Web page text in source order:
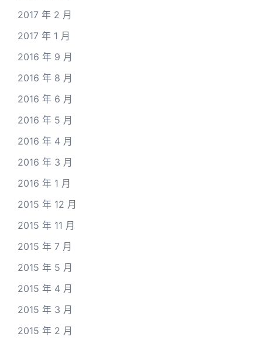
2017 年 2 月
2017 年 1 月
2016 年 9 月
2016 年 8 月
2016 年 6 月
2016 年 5 月
2016 年 4 月
2016 年 3 月
2016 年 1 月
2015 年 12 月
2015 年 11 月
2015 年 7 月
2015 年 5 月
2015 年 4 月
2015 年 3 月
2015 年 2 月